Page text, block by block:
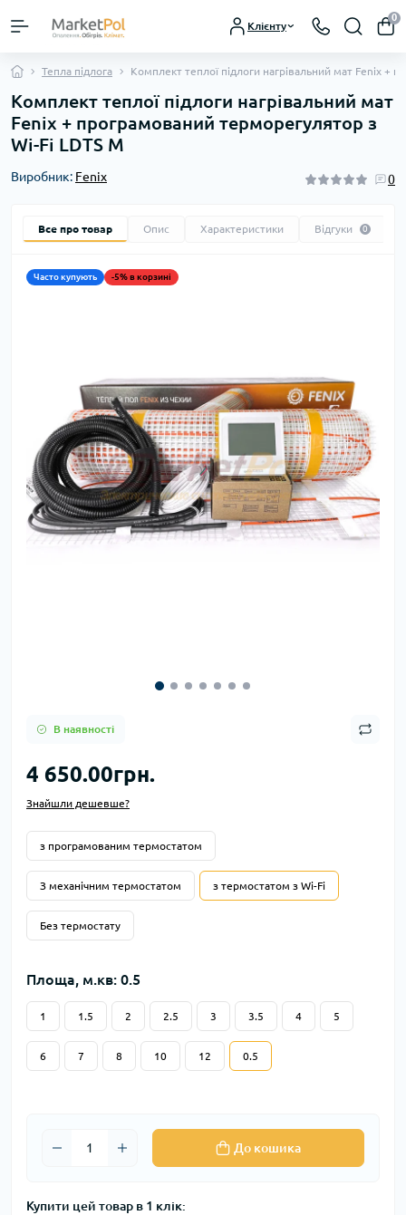
Клієнту
0
Тепла підлога Комплект теплої підлоги нагрівальний мат Fenix +
Комплект теплої підлоги нагрівальний мат
Fenix + програмований терморегулятор з
Wi-Fi LDTS M
Виробник: Fenix 0
Все про товар Опис Характеристики Відгуки 0
Часто купують -5% в корзині
В наявності
4 650.00грн.
Знайшли дешевше?
з програмованим термостатом
З механічним термостатом з термостатом з Wi-Fi
Без термостату
Площа, м.кв: 0.5
1 1.5 2 2.5 3 3.5 4 5
6 7 8 10 12 0.5
До кошика
Купити цей товар в 1 клік: